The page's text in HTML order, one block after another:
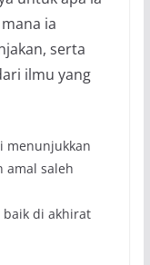
ia
serta
ilmu yang
menunjukkan
amal saleh
baik di akhirat